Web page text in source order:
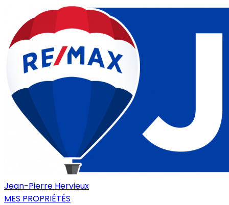
Jean-Pierre Hervieux
MES PROPRIÉTÉS